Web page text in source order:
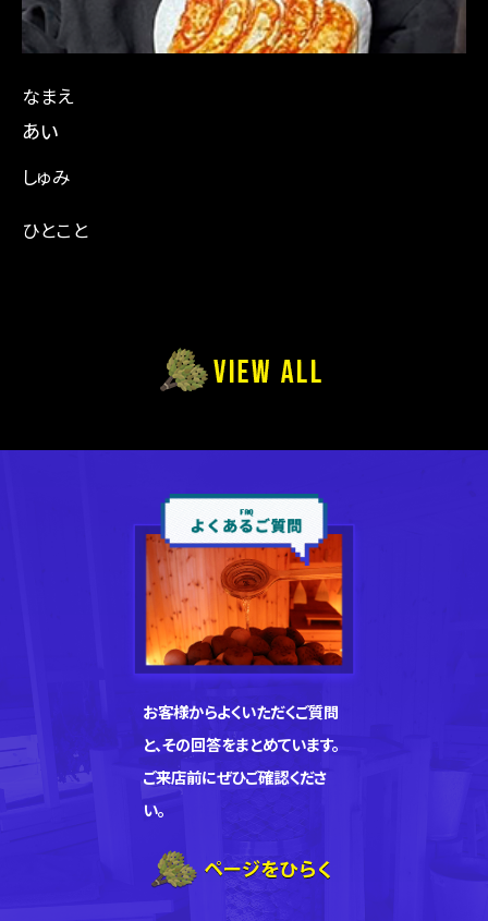
なまえ
ぁぃ
しゅみ
ひとこと
お客様からよくいただくご質問
と、その回答をまとめています。
ご来店前にぜひご確認くださ
い。